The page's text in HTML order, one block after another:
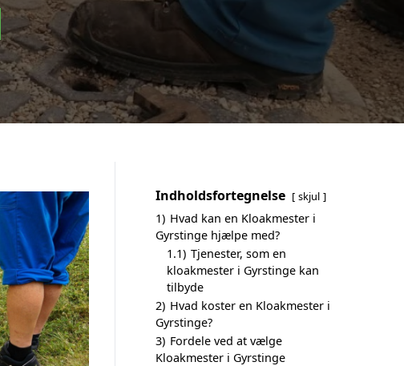
Indholdsfortegnelse skjul
1) Hvad kan en Kloakmester i
Gyrstinge hjælpe med?
1.1) Tjenester, som en
kloakmester i Gyrstinge kan
tilbyde
2) Hvad koster en Kloakmester i
Gyrstinge?
3) Fordele ved at vælge
Kloakmester i Gyrstinge